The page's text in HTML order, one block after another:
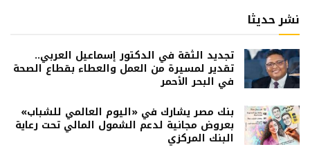
نشر حديثا
تجديد الثقة في الدكتور إسماعيل العربي..
تقدير لمسيرة من العمل والعطاء بقطاع الصحة
في البحر الأحمر
بنك مصر يشارك في «اليوم العالمي للشباب»
بعروض مجانية لدعم الشمول المالي تحت رعاية
البنك المركزي